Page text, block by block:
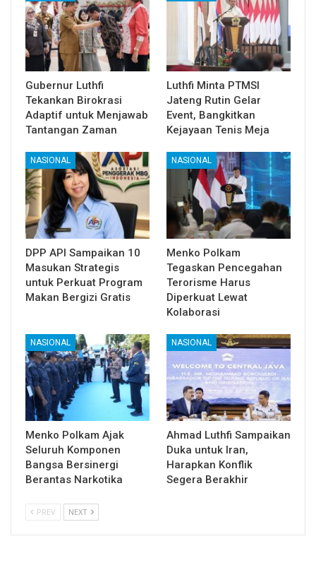
Gubernur Luthfi
Tekankan Birokrasi
Adaptif untuk Menjawab
Tantangan Zaman
Luthfi Minta PTMSI
Jateng Rutin Gelar
Event, Bangkitkan
Kejayaan Tenis Meja
NASIONAL
DPP API Sampaikan 10
Masukan Strategis
untuk Perkuat Program
Makan Bergizi Gratis
NASIONAL
Menko Polkam
Tegaskan Pencegahan
Terorisme Harus
Diperkuat Lewat
Kolaborasi
NASIONAL
Menko Polkam Ajak
Seluruh Komponen
Bangsa Bersinergi
Berantas Narkotika
NASIONAL
Ahmad Luthfi Sampaikan
Duka untuk Iran,
Harapkan Konflik
Segera Berakhir
PREV NEXT